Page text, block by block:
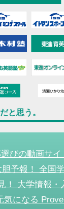
と思う。
びの動画サイ
予報！ 全国
！ 大学情報・
気になる